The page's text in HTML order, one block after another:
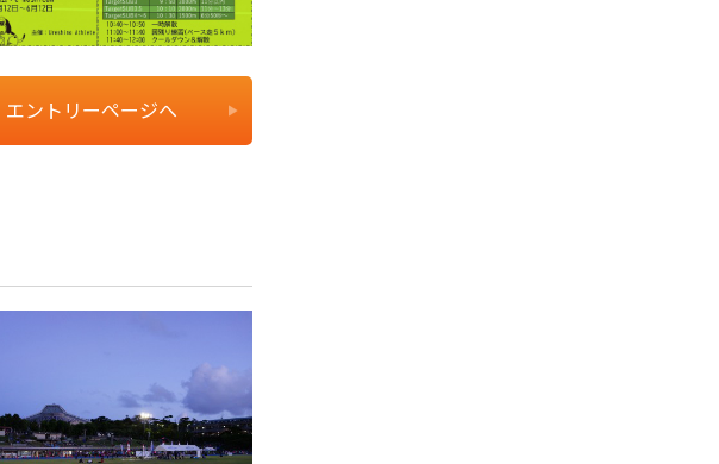
エントリーページへ